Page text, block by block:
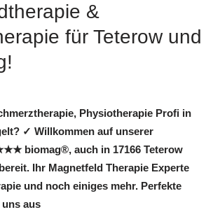
&
für Teterow und
Physiotherapie Profi in
✓ Willkommen auf unserer
biomag®, auch in 17166 Teterow
Ihr Magnetfeld Therapie Experte
und noch einiges mehr. Perfekte
aus